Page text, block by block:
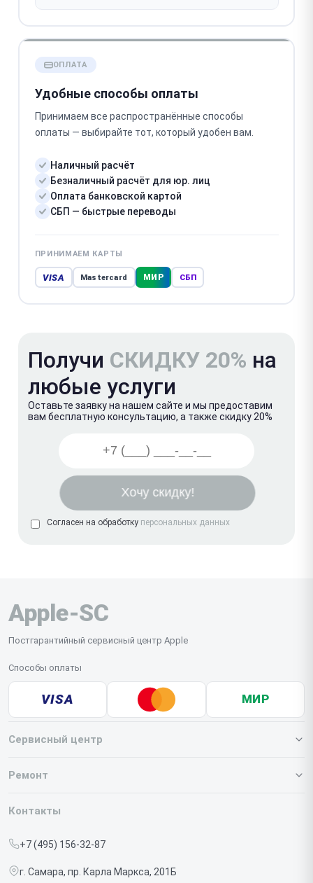
ОПЛАТА
Удобные способы оплаты
Принимаем все распространённые способы
оплаты — выбирайте тот, который удобен вам.
Наличный расчёт
Безналичный расчёт для юр. лиц
Оплата банковской картой
СБП — быстрые переводы
ПРИНИМАЕМ КАРТЫ
VISA Mastercard МИР СБП
Получи СКИДКУ 20% на
любые услуги
Оставьте заявку на нашем сайте и мы предоставим
вам бесплатную консультацию, а также скидку 20%
Согласен на обработку персональных данных
Apple-SC
Постгарантийный сервисный центр Apple
Способы оплаты
VISA МИР
Сервисный центр
О нашем сервисе
Срочный ремонт
Доставка и способы оплаты
Ремонт
Iphone
Контакты
+7 (495) 156-32-87
г. Самара, пр. Карла Маркса, 201Б